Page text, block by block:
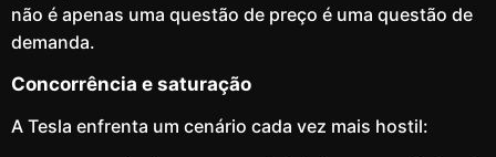
não é apenas uma questão de preço é uma questão de
demanda.
Concorrência e saturação
A Tesla enfrenta um cenário cada vez mais hostil: